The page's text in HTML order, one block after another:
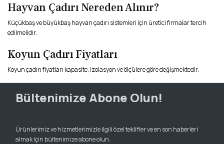
Hayvan Çadırı Nereden Alınır?
Küçükbaş ve büyükbaş hayvan çadırı sistemleri için üretici firmalar tercih
edilmelidir.
Koyun Çadırı Fiyatları
Koyun çadırı fiyatları kapasite, izolasyon ve ölçülere göre değişmektedir.
Bültenimize Abone Olun!
Ürünlerimiz ve hizmetlerimizle ilgili özel teklifler ve en son haberleri
almak için bültenimize abone olun.